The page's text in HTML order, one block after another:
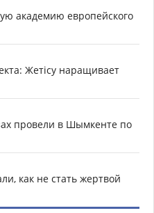
академию европейского
Жетісу наращивает
провели в Шымкенте по
как не стать жертвой